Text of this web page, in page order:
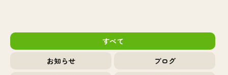
すべて
お知らせ
ブログ